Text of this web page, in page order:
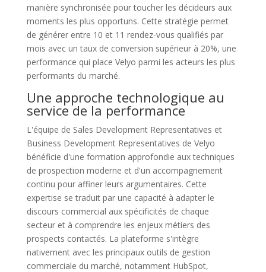
manière synchronisée pour toucher les décideurs aux
moments les plus opportuns. Cette stratégie permet
de générer entre 10 et 11 rendez-vous qualifiés par
mois avec un taux de conversion supérieur à 20%, une
performance qui place Velyo parmi les acteurs les plus
performants du marché.
Une approche technologique au
service de la performance
L'équipe de Sales Development Representatives et
Business Development Representatives de Velyo
bénéficie d'une formation approfondie aux techniques
de prospection moderne et d'un accompagnement
continu pour affiner leurs argumentaires. Cette
expertise se traduit par une capacité à adapter le
discours commercial aux spécificités de chaque
secteur et à comprendre les enjeux métiers des
prospects contactés. La plateforme s'intègre
nativement avec les principaux outils de gestion
commerciale du marché, notamment HubSpot,